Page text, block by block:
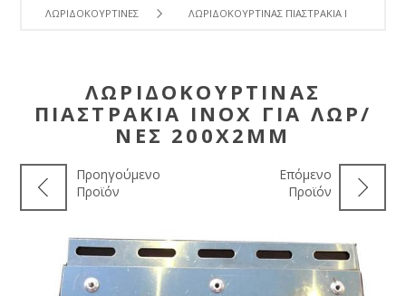
ΛΩΡΙΔΟΚΟΥΡΤΊΝΕΣ ΛΩΡΙΔΟΚΟΥΡΤΊΝΑΣ ΠΙΑΣΤΡΆΚΙΑ ΙΝΟΧ ΓΙΑ
ΛΩΡΙΔΟΚΟΥΡΤΊΝΑΣ
ΠΙΑΣΤΡΆΚΙΑ ΙΝΟΧ ΓΙΑ ΛΩΡ/
ΝΕΣ 200X2MM
Προηγούμενο
Προϊόν
Επόμενο
Προϊόν